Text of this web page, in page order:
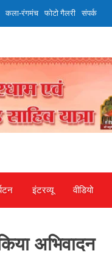
कला-रंगमंच फोटो गैलरी संपर्क
इंटरव्‍यू वीडियो
अभिवादन